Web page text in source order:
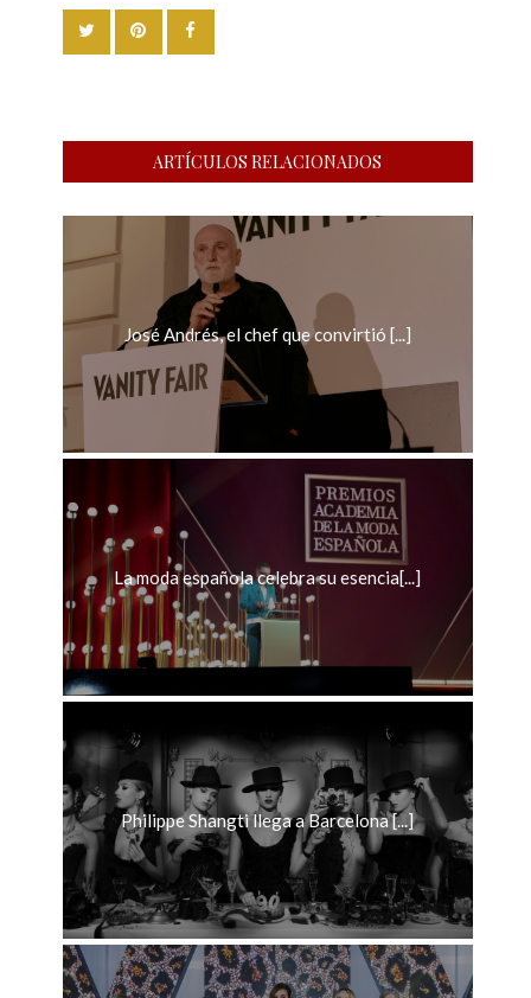
ARTÍCULOS RELACIONADOS
José Andrés, el chef que convirtió [...]
La moda española celebra su esencia[...]
Philippe Shangti llega a Barcelona [...]